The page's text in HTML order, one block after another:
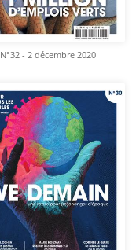
N°32 - 2 décembre 2020